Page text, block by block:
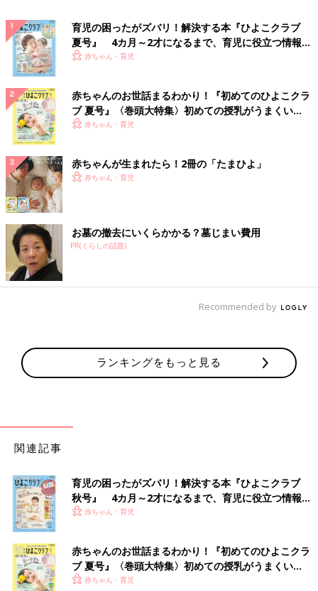
出典：Instagramアカウント「yuamama_life」
yuamama_lifeさんが「買って良かった！」と絶賛するのは、ニ
トリのカーペットクリーナー収納。置き場所に困るクリーナーを
立ててスマートに置いておくことができるそうですよ。使いたい
自立するから倒れない！ほうき&ちりとり
育児の困ったがズバリ！解決する本『ひよこクラブ
夏号』 4カ月～2才になるまで、育児に役立つ情報が
いっぱい！
赤ちゃん・育児
赤ちゃんのお世話まるわかり！『初めてのひよこクラ
ブ 夏号』〈巻頭大特集〉初めての授乳がうまくい
く！ おっぱい・ミルクの基本と夏のトラブル 解決テ
赤ちゃん・育児
赤ちゃんが生まれたら！2冊の「たまひよ」
赤ちゃん・育児
お墓の撤去にいくらかかる？墓じまい費用
PR(くらしの話題)
Recommended by
ランキングをもっと見る
関連記事
育児の困ったがズバリ！解決する本『ひよこクラブ
秋号』 4カ月～2才になるまで、育児に役立つ情報が
いっぱい！
赤ちゃん・育児
赤ちゃんのお世話まるわかり！『初めてのひよこクラ
ブ 夏号』〈巻頭大特集〉初めての授乳がうまくい
く！ おっぱい・ミルクの基本と夏のトラブル 解決テ
赤ちゃん・育児